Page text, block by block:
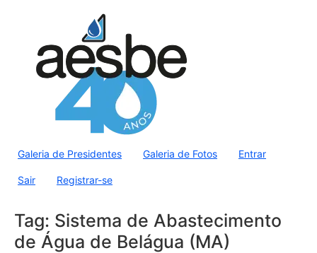
Galeria de Presidentes Galeria de Fotos Entrar
Sair Registrar-se
Tag: Sistema de Abastecimento
de Água de Belágua (MA)